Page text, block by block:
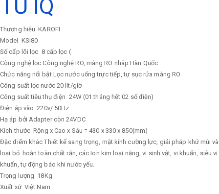
TỦ IQ
Thương hiệu KAROFI
Model
KSI80
Số cấp lõi lọc 8 cấp lọc (
Công nghệ lọc Công nghệ RO, màng RO nhâp Hàn Quốc
Chức năng nổi bật Lọc nước uống trực tiếp, tự sục rửa màng RO
Công suất lọc nước 20 lít/giờ
Công suất tiêu thụ điện 24W (01 tháng hết 02 số điện)
Điện áp vào 220v/ 50Hz
Hạ áp bởi Adapter còn 24VDC
Kích thước Rộng x Cao x Sâu = 430 x 330 x 850(mm)
Đặc điểm khác Thiết kế sang trọng, mặt kính cường lực, giải pháp khử mùi và
loại bỏ hoàn toàn chất rắn, các Ion kim loại nặng, vi sinh vật, vi khuẩn, siêu vi
khuẩn, tự động báo khi nước yếu.
Trọng lượng 18Kg
Xuất xứ Việt Nam